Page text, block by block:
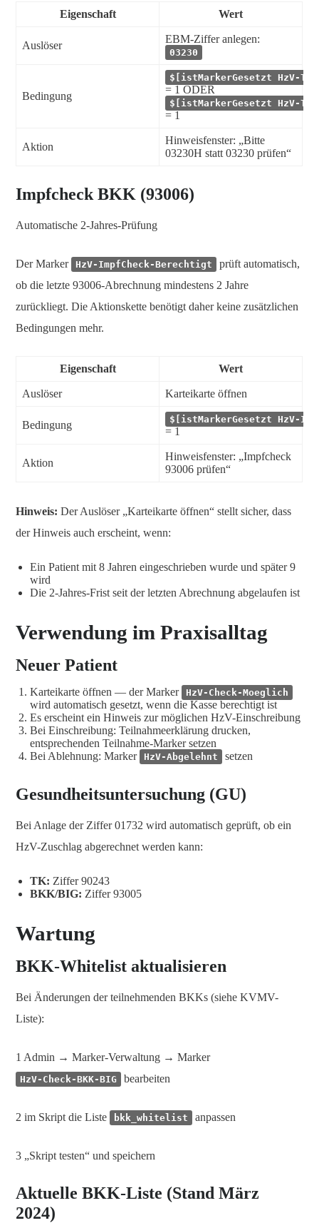
Eigenschaft Wert
Auslöser
EBM-Ziffer anlegen:
03230
Bedingung
$[istMarkerGesetzt HzV-
= 1 ODER
$[istMarkerGesetzt HzV-
= 1
Aktion
Hinweisfenster: „Bitte
03230H statt 03230 prüfen“
Impfcheck BKK (93006)
Automatische 2-Jahres-Prüfung
Der Marker HzV-ImpfCheck-Berechtigt
prüft automatisch,
ob die letzte 93006-Abrechnung mindestens 2 Jahre
zurückliegt. Die Aktionskette benötigt daher keine zusätzlichen
Bedingungen mehr.
Eigenschaft Wert
Auslöser Karteikarte öffnen
Bedingung $[istMarkerGesetzt HzV-
= 1
Aktion
Hinweisfenster: „Impfcheck
93006 prüfen“
Hinweis: Der Auslöser „Karteikarte öffnen“ stellt sicher, dass
der Hinweis auch erscheint, wenn:
Ein Patient mit 8 Jahren eingeschrieben wurde und später 9
wird
Die 2-Jahres-Frist seit der letzten Abrechnung abgelaufen ist
Verwendung im Praxisalltag
Neuer Patient
Karteikarte öffnen — der Marker HzV-Check-Moeglich
wird automatisch gesetzt, wenn die Kasse berechtigt ist
Es erscheint ein Hinweis zur möglichen HzV-Einschreibung
Bei Einschreibung: Teilnahmeerklärung drucken,
entsprechenden Teilnahme-Marker setzen
Bei Ablehnung: Marker
HzV-Abgelehnt setzen
Gesundheitsuntersuchung (GU)
Bei Anlage der Ziffer 01732 wird automatisch geprüft, ob ein
HzV-Zuschlag abgerechnet werden kann:
TK: Ziffer 90243
BKK/BIG: Ziffer 93005
Wartung
BKK-Whitelist aktualisieren
Bei Änderungen der teilnehmenden BKKs (siehe KVMV-
Liste):
1 Admin → Marker-Verwaltung → Marker
HzV-Check-BKK-BIG bearbeiten
2 im Skript die Liste bkk_whitelist anpassen
3 „Skript testen“ und speichern
Aktuelle BKK-Liste (Stand März
2024)